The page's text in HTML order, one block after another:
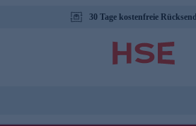
30 Tage kostenfreie